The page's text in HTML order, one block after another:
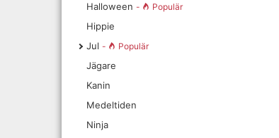
Halloween - Populär
Hippie
Jul - Populär
Jägare
Kanin
Medeltiden
Ninja